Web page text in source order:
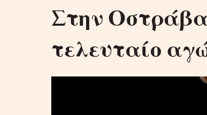
Στην
τελευταίο